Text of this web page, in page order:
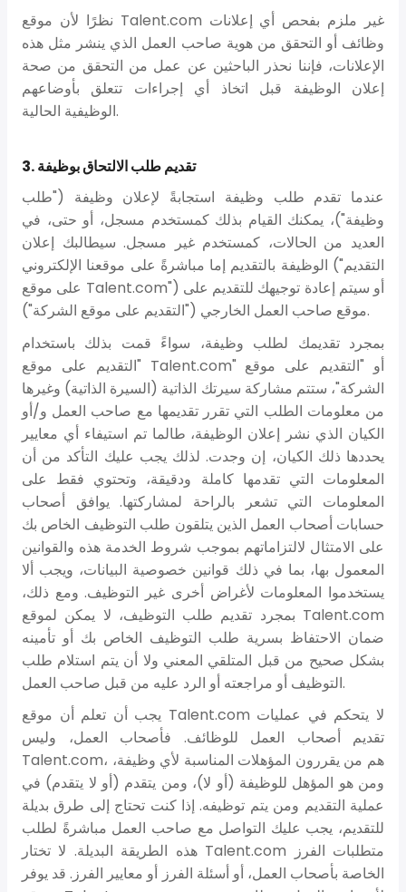
نظرًا لأن موقع Talent.com غير ملزم بفحص أي إعلانات
وظائف أو التحقق من هوية صاحب العمل الذي ينشر مثل هذه
الإعلانات، فإننا نحذر الباحثين عن عمل من التحقق من صحة
إعلان الوظيفة قبل اتخاذ أي إجراءات تتعلق بأوضاعهم
الوظيفية الحالية.
3. تقديم طلب الالتحاق بوظيفة
عندما تقدم طلب وظيفة استجابةً لإعلان وظيفة ("طلب
وظيفة")، يمكنك القيام بذلك كمستخدم مسجل، أو حتى، في
العديد من الحالات، كمستخدم غير مسجل. سيطالبك إعلان
الوظيفة بالتقديم إما مباشرةً على موقعنا الإلكتروني ("التقديم
على موقع Talent.com") أو سيتم إعادة توجيهك للتقديم على
موقع صاحب العمل الخارجي ("التقديم على موقع الشركة").
بمجرد تقديمك لطلب وظيفة، سواءً قمت بذلك باستخدام
"التقديم على موقع Talent.com" أو "التقديم على موقع
الشركة"، ستتم مشاركة سيرتك الذاتية (السيرة الذاتية) وغيرها
من معلومات الطلب التي تقرر تقديمها مع صاحب العمل و/أو
الكيان الذي نشر إعلان الوظيفة، طالما تم استيفاء أي معايير
يحددها ذلك الكيان، إن وجدت. لذلك يجب عليك التأكد من أن
المعلومات التي تقدمها كاملة ودقيقة، وتحتوي فقط على
المعلومات التي تشعر بالراحة لمشاركتها. يوافق أصحاب
حسابات أصحاب العمل الذين يتلقون طلب التوظيف الخاص بك
على الامتثال لالتزاماتهم بموجب شروط الخدمة هذه والقوانين
المعمول بها، بما في ذلك قوانين خصوصية البيانات، ويجب ألا
يستخدموا المعلومات لأغراض أخرى غير التوظيف. ومع ذلك،
بمجرد تقديم طلب التوظيف، لا يمكن لموقع Talent.com
ضمان الاحتفاظ بسرية طلب التوظيف الخاص بك أو تأمينه
بشكل صحيح من قبل المتلقي المعني ولا أن يتم استلام طلب
التوظيف أو مراجعته أو الرد عليه من قبل صاحب العمل.
يجب أن تعلم أن موقع Talent.com لا يتحكم في عمليات
تقديم أصحاب العمل للوظائف. فأصحاب العمل، وليس
Talent.com، هم من يقررون المؤهلات المناسبة لأي وظيفة،
ومن هو المؤهل للوظيفة (أو لا)، ومن يتقدم (أو لا يتقدم) في
عملية التقديم ومن يتم توظيفه. إذا كنت تحتاج إلى طرق بديلة
للتقديم، يجب عليك التواصل مع صاحب العمل مباشرةً لطلب
هذه الطريقة البديلة. لا تختار Talent.com متطلبات الفرز
الخاصة بأصحاب العمل، أو أسئلة الفرز أو معايير الفرز. قد يوفر